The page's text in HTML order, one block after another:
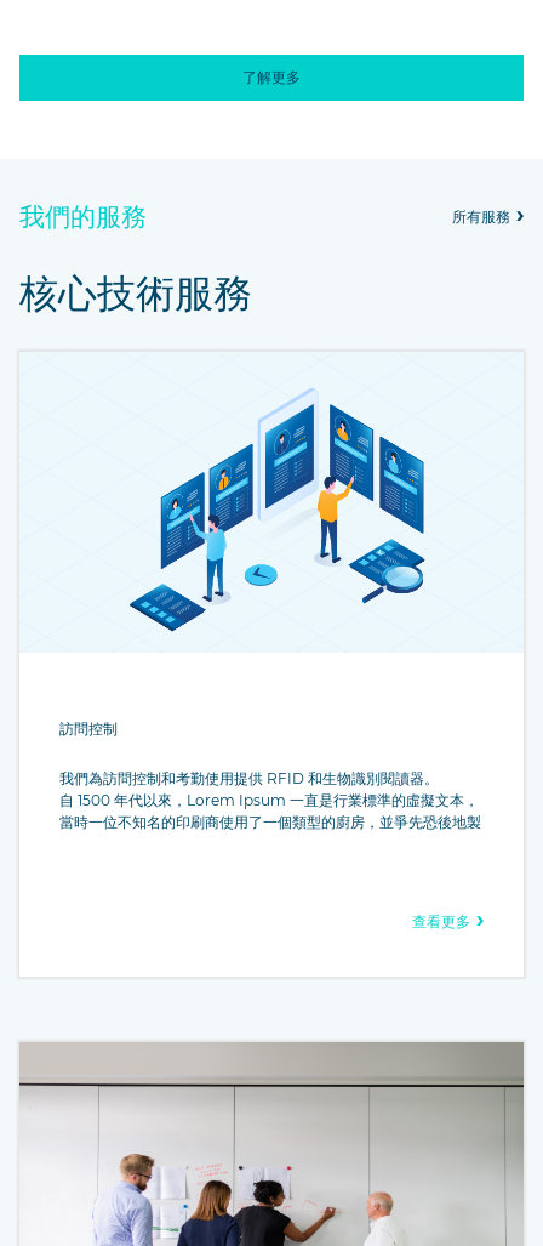
了解更多
我們的服務 所有服務
核心技術服務
訪問控制
我們為訪問控制和考勤使用提供 RFID 和生物識別閱讀器。
自 1500 年代以來，Lorem Ipsum 一直是行業標準的虛擬文本，
當時一位不知名的印刷商使用了一個類型的廚房，並爭先恐後地製
查看更多